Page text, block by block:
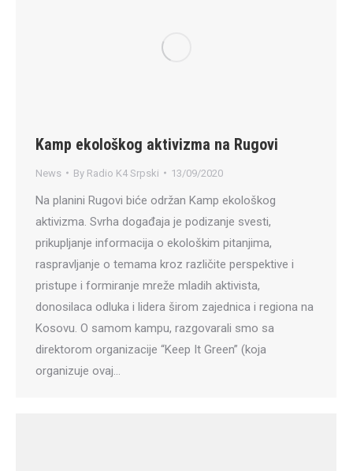
Kamp ekološkog aktivizma na Rugovi
News By Radio K4 Srpski 13/09/2020
Na planini Rugovi biće održan Kamp ekološkog
aktivizma. Svrha događaja je podizanje svesti,
prikupljanje informacija o ekološkim pitanjima,
raspravljanje o temama kroz različite perspektive i
pristupe i formiranje mreže mladih aktivista,
donosilaca odluka i lidera širom zajednica i regiona na
Kosovu. O samom kampu, razgovarali smo sa
direktorom organizacije “Keep It Green” (koja
organizuje ovaj…